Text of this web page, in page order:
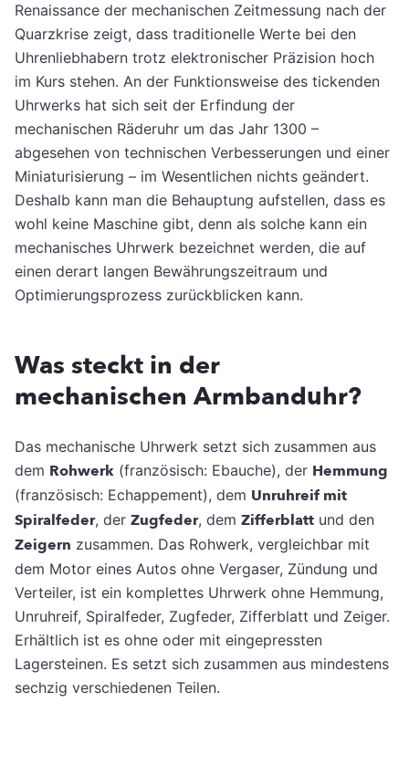
Renaissance der mechanischen Zeitmessung nach der
Quarzkrise zeigt, dass traditionelle Werte bei den
Uhrenliebhabern trotz elektronischer Präzision hoch
im Kurs stehen. An der Funktionsweise des tickenden
Uhrwerks hat sich seit der Erfindung der
mechanischen Räderuhr um das Jahr 1300 –
abgesehen von technischen Verbesserungen und einer
Miniaturisierung – im Wesentlichen nichts geändert.
Deshalb kann man die Behauptung aufstellen, dass es
wohl keine Maschine gibt, denn als solche kann ein
mechanisches Uhrwerk bezeichnet werden, die auf
einen derart langen Bewährungszeitraum und
Optimierungsprozess zurückblicken kann.
Was steckt in der
mechanischen Armbanduhr?
Das mechanische Uhrwerk setzt sich zusammen aus
dem Rohwerk (französisch: Ebauche), der Hemmung
(französisch: Echappement), dem Unruhreif mit
Spiralfeder, der Zugfeder, dem Zifferblatt und den
Zeigern zusammen. Das Rohwerk, vergleichbar mit
dem Motor eines Autos ohne Vergaser, Zündung und
Verteiler, ist ein komplettes Uhrwerk ohne Hemmung,
Unruhreif, Spiralfeder, Zugfeder, Zifferblatt und Zeiger.
Erhältlich ist es ohne oder mit eingepressten
Lagersteinen. Es setzt sich zusammen aus mindestens
sechzig verschiedenen Teilen.